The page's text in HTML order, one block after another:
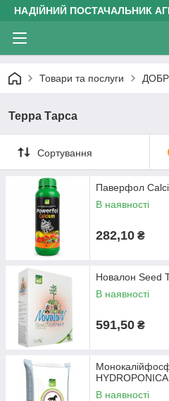
НАДІЙНИЙ ПОСТАЧАЛЬНИК
Товари та послуги
Терра Тарса
Сортування
Паверфол
В наявності
282,10 ₴
Новалон Seed
В наявності
591,50 ₴
HYDROPONICA
В наявності